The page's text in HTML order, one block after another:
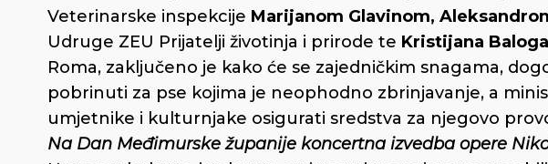
Veterinarske inspekcije Marijanom Glavinom,
Udruge ZEU Prijatelji životinja i prirode te Kristijana Baloga
Roma, zaključeno je kako će se zajedničkim snagama,
pobrinuti za pse kojima je neophodno zbrinjavanje, a
umjetnike i kulturnjake osigurati sredstva za njegovo
Na Dan Međimurske županije koncertna izvedba opere